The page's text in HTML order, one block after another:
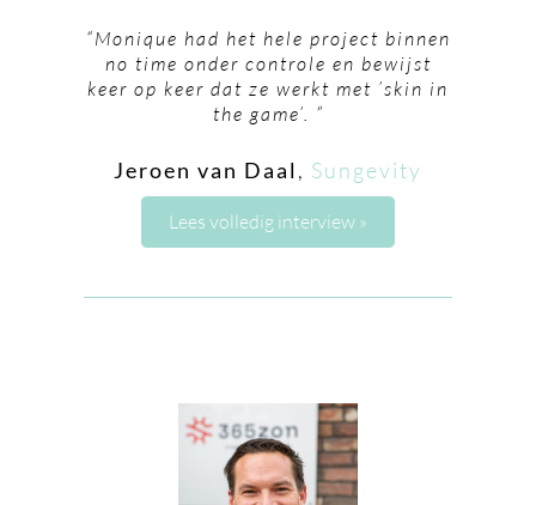
“Monique had het hele project binnen
no time onder controle en bewijst
keer op keer dat ze werkt met ’skin in
the game’. ”
Jeroen van Daal, Sungevity
Lees volledig interview »